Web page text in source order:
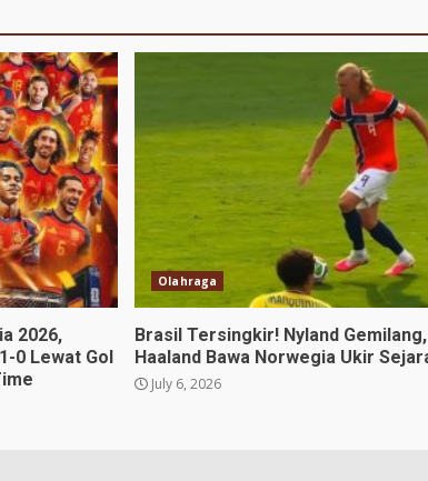
2026,
0 Lewat Gol
Olahraga
Brasil Tersingkir! Nyland Gemilang,
Haaland Bawa Norwegia Ukir
July 6, 2026